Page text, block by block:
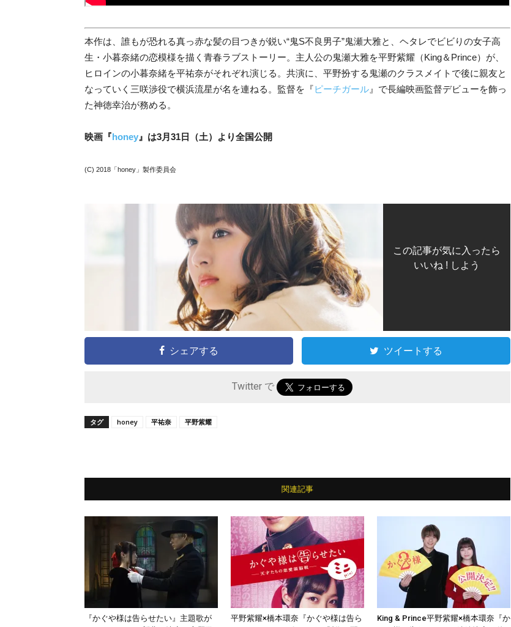
本作は、誰もが恐れる真っ赤な髪の目つきが鋭い“鬼S不良男子”鬼瀬大雅と、ヘタレでビビりの女子高
生・小暮奈緒の恋模様を描く青春ラブストーリー。主人公の鬼瀬大雅を平野紫耀（King＆Prince）が、
ヒロインの小暮奈緒を平祐奈がそれぞれ演じる。共演に、平野扮する鬼瀬のクラスメイトで後に親友と
なっていく三咲渉役で横浜流星が名を連ねる。監督を『ピーチガール 』で長編映画監督デビューを飾っ
た神徳幸治が務める。
映画『honey 』は3月31日（土）より全国公開
(C) 2018「honey」製作委員会
この記事が気に入ったら
いいね ! しよう
シェアする ツイートする
Twitter で
タグ honey 平祐奈 平野紫耀
関連記事
『かぐや様は告らせたい』主題歌が
平野紫耀×橋本環奈『かぐや様は告ら
King & Prince平野紫耀×橋本環奈『か